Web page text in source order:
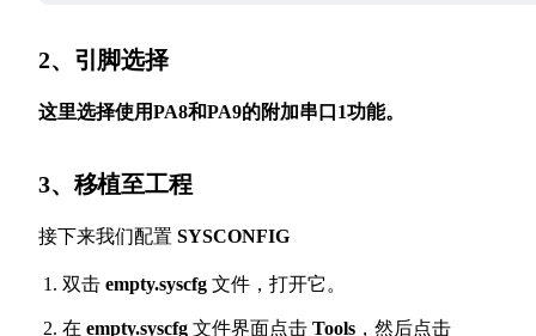
2、引脚选择
这里选择使用PA8和PA9的附加串口1功能。
3、移植至工程
接下来我们配置 SYSCONFIG
双击 empty.syscfg 文件，打开它。
在 empty.syscfg 文件界面点击 Tools ，然后点击